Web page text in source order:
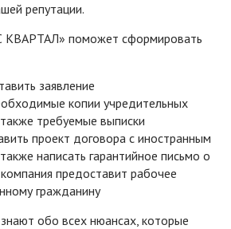
репутации.
КВАРТАЛ» поможет сформировать
заявление
копии учредительных
требуемые выписки
проект договора с иностранным
написать гарантийное письмо о
предоставит рабочее
гражданину
обо всех нюансах, которые